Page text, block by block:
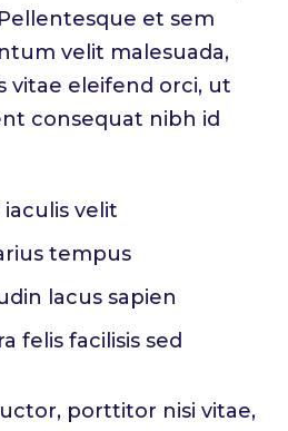
et sem
velit malesuada,
vitae eleifend orci, ut
consequat nibh id
velit
tempus
lacus sapien
felis facilisis sed
porttitor nisi vitae,